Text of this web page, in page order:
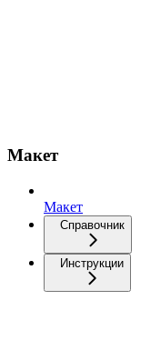
Макет
Макет
Справочник
Инструкции